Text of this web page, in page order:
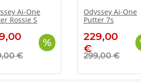
Ai-One
Rossie S
€
Odyssey Ai-One
Putter 7s
229,00
€
299,00 €